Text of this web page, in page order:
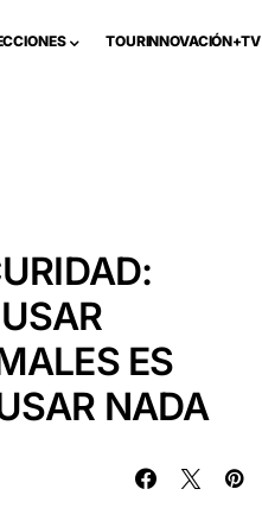
TOURINNOVACIÓN+TV
ES
NADA